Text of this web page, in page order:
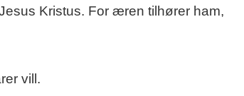
Kristus. For æren tilhører ham,
vill.